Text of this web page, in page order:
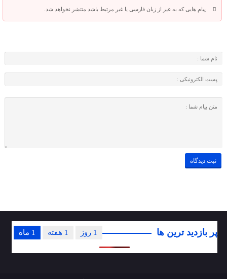
پیام هایی که به غیر از زبان فارسی یا غیر مرتبط باشد منتشر نخواهد شد.
پر بازدید ترین ها 1 ماه 1 هفته 1 روز